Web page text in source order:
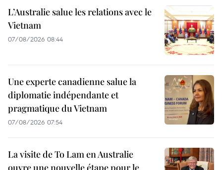
L’Australie salue les relations avec le
Vietnam
07/08/2026 08:44
Une experte canadienne salue la
diplomatie indépendante et
pragmatique du Vietnam
07/08/2026 07:54
La visite de To Lam en Australie
ouvre une nouvelle étape pour le